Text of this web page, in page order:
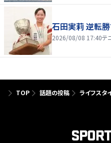
石田実莉 逆転勝
2026/08/08 17:40テ
TOP 話題の投稿 ライフスタ